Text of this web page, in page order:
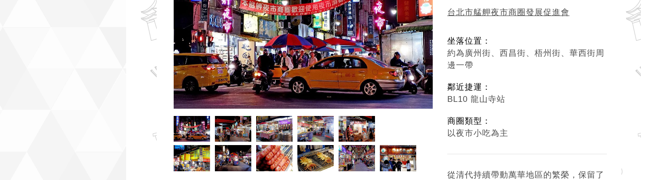
台北市艋舺夜市商圈發展促進會
坐落位置：
約為廣州街、西昌街、梧州街、華西街周
邊一帶
鄰近捷運：
BL10 龍山寺站
商圈類型：
以夜市小吃為主
從清代持續帶動萬華地區的繁榮，保留了